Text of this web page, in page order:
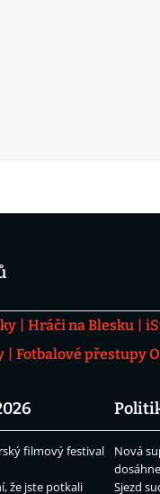
Hráči na Blesku
Fotbalové přestupy
filmový festival
že jste potkali
Nová
Sjezd